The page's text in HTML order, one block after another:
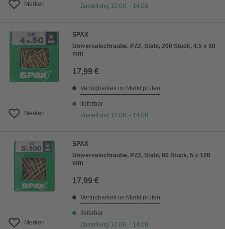
Merken
Zustellung 12.08. - 14.08.
Merken
SPAX
Universalschraube, PZ2, Stahl, 200 Stück, 4.5 x 50
mm
17,99 €
Verfügbarkeit im Markt prüfen
lieferbar
Zustellung 12.08. - 14.08.
Merken
SPAX
Universalschraube, PZ2, Stahl, 80 Stück, 5 x 100
mm
17,99 €
Verfügbarkeit im Markt prüfen
lieferbar
Zustellung 12.08. - 14.08.